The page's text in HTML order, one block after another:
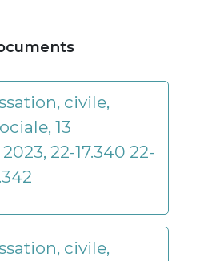
civile,
13
22-17.340 22-
civile,